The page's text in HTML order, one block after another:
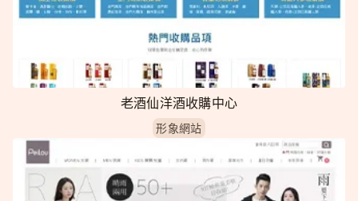
老酒仙洋酒收購中心
形象網站